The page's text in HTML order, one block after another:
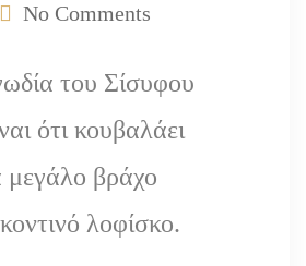
No Comments
του Σίσυφου
ότι κουβαλάει
μεγάλο βράχο
λοφίσκο.